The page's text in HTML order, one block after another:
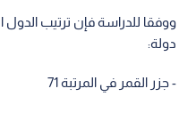
دولة:
- جزر القمر في المرتبة 71